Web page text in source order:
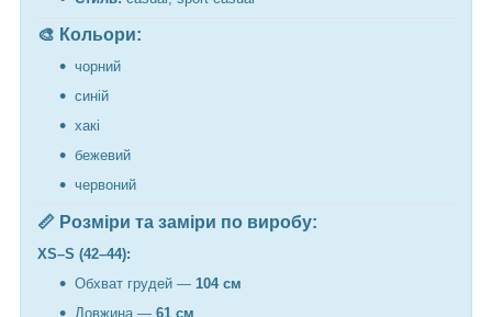
🎨 Кольори:
чорний
синій
хакі
бежевий
червоний
📏 Розміри та заміри по виробу:
XS–S (42–44):
Обхват грудей — 104 см
Довжина — 61 см